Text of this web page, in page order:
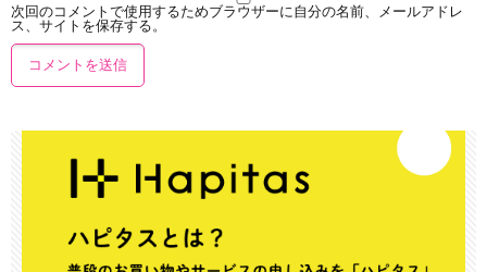
次回のコメントで使用するためブラウザーに自分の名前、メールアドレ
ス、サイトを保存する。